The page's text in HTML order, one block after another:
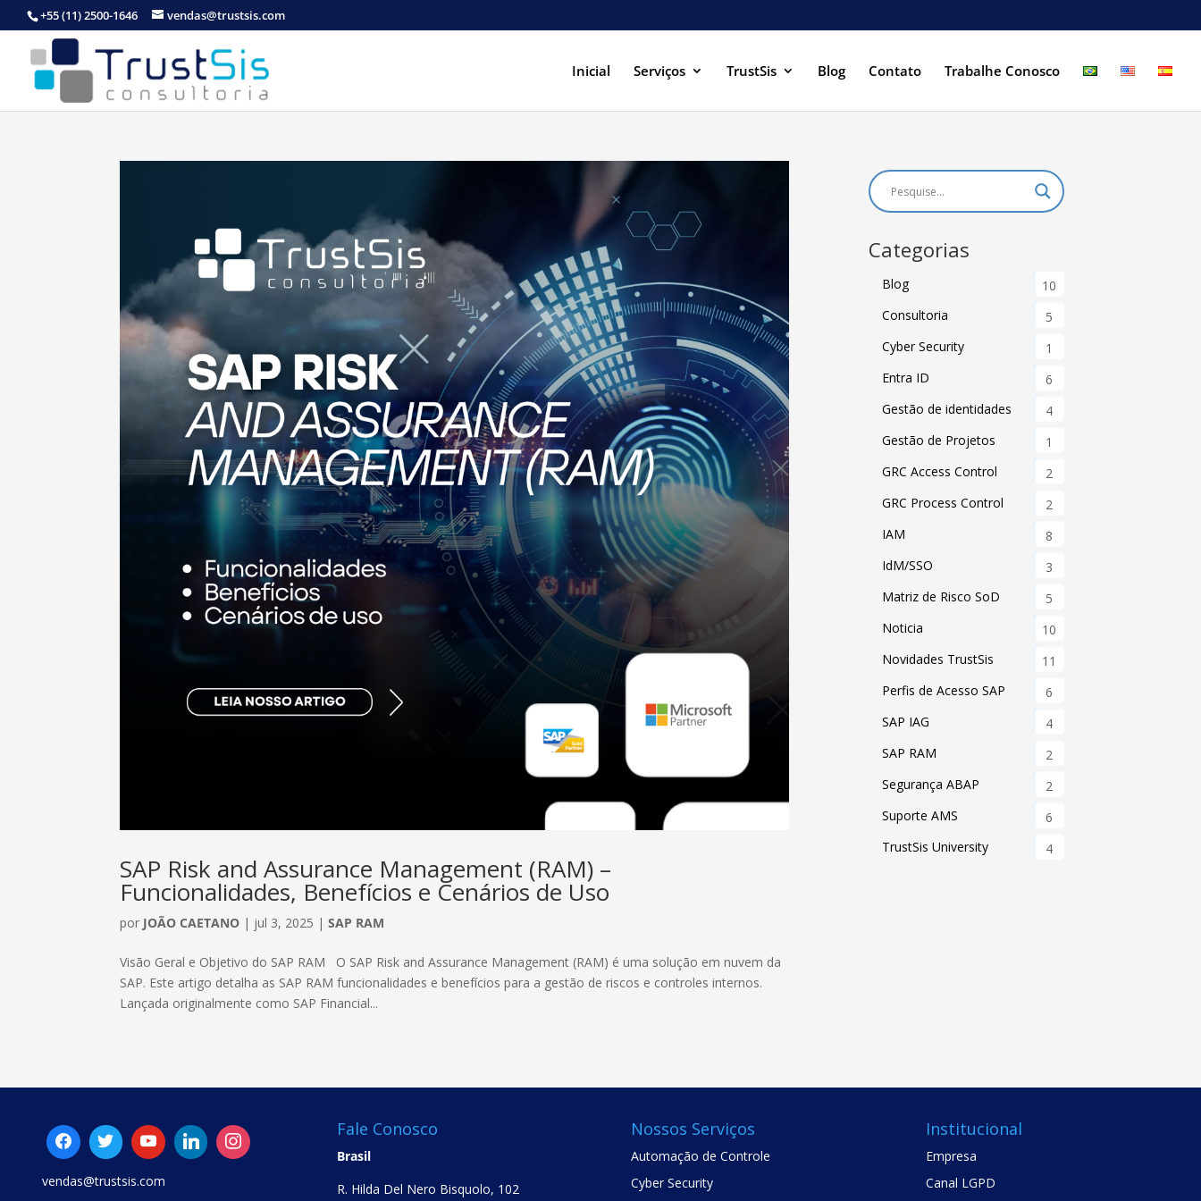
+55 (11) 2500-1646 vendas@trustsis.com
Inicial Serviços TrustSis Blog Contato Trabalhe Conosco
SAP Risk and Assurance Management (RAM) –
Funcionalidades, Benefícios e Cenários de Uso
por JOÃO CAETANO | jul 3, 2025 |SAP RAM
Visão Geral e Objetivo do SAP RAM O SAP Risk and Assurance Management (RAM) é uma solução em nuvem da
SAP. Este artigo detalha as SAP RAM funcionalidades e benefícios para a gestão de riscos e controles internos.
Lançada originalmente como SAP Financial...
Categorias
Blog
10
Consultoria
5
Cyber Security
1
Entra ID
6
Gestão de identidades
4
Gestão de Projetos
1
GRC Access Control
2
GRC Process Control
2
IAM
8
IdM/SSO
3
Matriz de Risco SoD
5
Noticia
10
Novidades TrustSis
11
Perfis de Acesso SAP
6
SAP IAG
4
SAP RAM
2
Segurança ABAP
2
Suporte AMS
6
TrustSis University
4
vendas@trustsis.com
Fale Conosco
Brasil
R. Hilda Del Nero Bisquolo, 102
Nossos Serviços
Automação de Controle
Cyber Security
Institucional
Empresa
Canal LGPD